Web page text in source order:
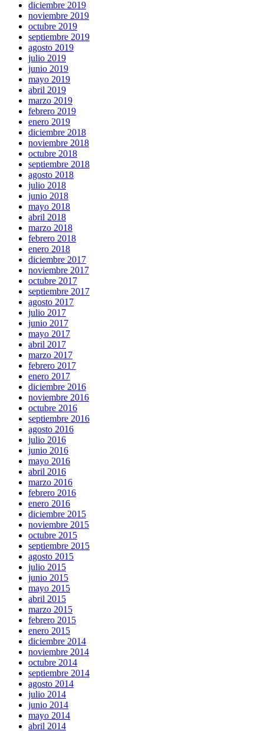
diciembre 2019
noviembre 2019
octubre 2019
septiembre 2019
agosto 2019
julio 2019
junio 2019
mayo 2019
abril 2019
marzo 2019
febrero 2019
enero 2019
diciembre 2018
noviembre 2018
octubre 2018
septiembre 2018
agosto 2018
julio 2018
junio 2018
mayo 2018
abril 2018
marzo 2018
febrero 2018
enero 2018
diciembre 2017
noviembre 2017
octubre 2017
septiembre 2017
agosto 2017
julio 2017
junio 2017
mayo 2017
abril 2017
marzo 2017
febrero 2017
enero 2017
diciembre 2016
noviembre 2016
octubre 2016
septiembre 2016
agosto 2016
julio 2016
junio 2016
mayo 2016
abril 2016
marzo 2016
febrero 2016
enero 2016
diciembre 2015
noviembre 2015
octubre 2015
septiembre 2015
agosto 2015
julio 2015
junio 2015
mayo 2015
abril 2015
marzo 2015
febrero 2015
enero 2015
diciembre 2014
noviembre 2014
octubre 2014
septiembre 2014
agosto 2014
julio 2014
junio 2014
mayo 2014
abril 2014